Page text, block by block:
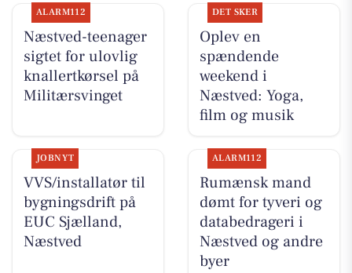
ALARM112
Næstved-teenager
sigtet for ulovlig
knallertkørsel på
Militærsvinget
DET SKER
Oplev en
spændende
weekend i
Næstved: Yoga,
film og musik
JOBNYT
VVS/installatør til
bygningsdrift på
EUC Sjælland,
Næstved
ALARM112
Rumænsk mand
dømt for tyveri og
databedrageri i
Næstved og andre
byer